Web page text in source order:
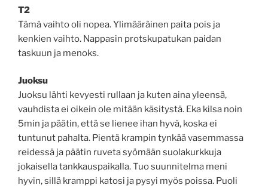
T2
Tämä vaihto oli nopea. Ylimääräinen paita pois ja
kenkien vaihto. Nappasin protskupatukan paidan
taskuun ja menoks.
Juoksu
Juoksu lähti kevyesti rullaan ja kuten aina yleensä,
vauhdista ei oikein ole mitään käsitystä. Eka kilsa noin
5min ja päätin, että se lienee ihan hyvä, koska ei
tuntunut pahalta. Pientä krampin tynkää vasemmassa
reidessä ja päätin ruveta syömään suolakurkkuja
jokaisella tankkauspaikalla. Tuo suunnitelma meni
hyvin, sillä kramppi katosi ja pysyi myös poissa. Puoli